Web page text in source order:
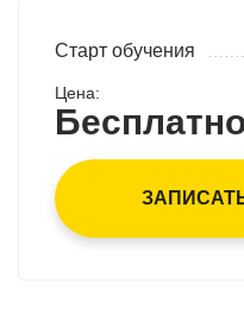
Старт обучения
Цена: